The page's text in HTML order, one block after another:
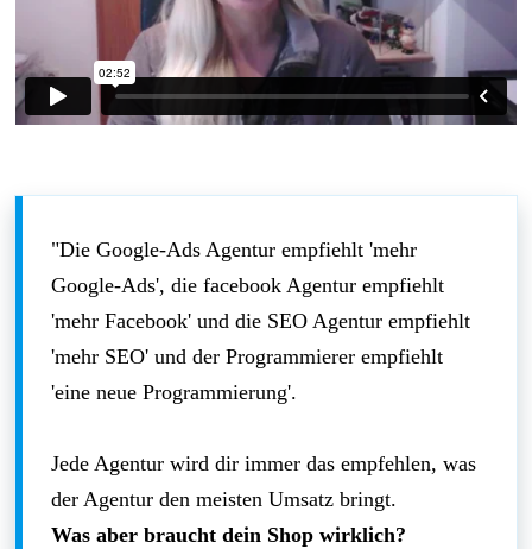
"Die Google-Ads Agentur empfiehlt 'mehr
Google-Ads', die facebook Agentur empfiehlt
'mehr Facebook' und die SEO Agentur empfiehlt
'mehr SEO' und der Programmierer empfiehlt
'eine neue Programmierung'.
Jede Agentur wird dir immer das empfehlen, was
der Agentur den meisten Umsatz bringt.
Was aber braucht dein Shop wirklich?